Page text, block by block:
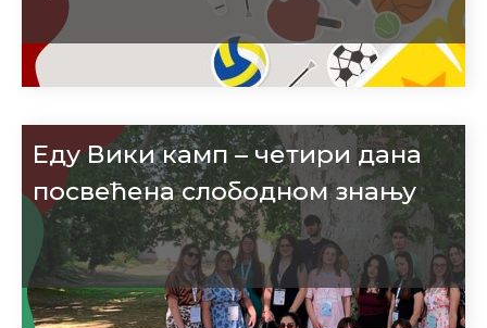
Еду Вики камп – четири дана
посвећена слободном знању